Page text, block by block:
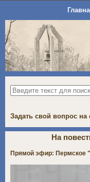
Задать свой вопрос на
На
Прямой эфир: Пермское